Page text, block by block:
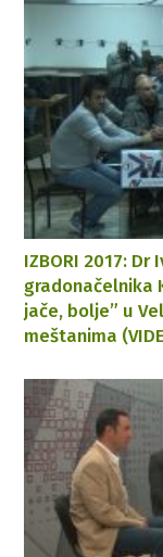
IZBORI 2017:
gradonačelnika
jače, bolje” u
meštanima